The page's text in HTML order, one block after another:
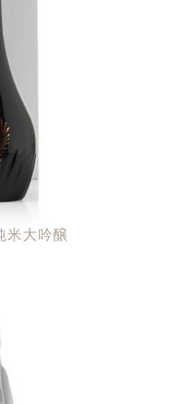
大吟醸